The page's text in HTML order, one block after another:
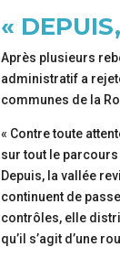
«
Après plusieurs
administratif a
communes de la
« Contre toute
sur tout le
Depuis, la vallée
continuent de
contrôles, elle
qu’il s’agit d’une